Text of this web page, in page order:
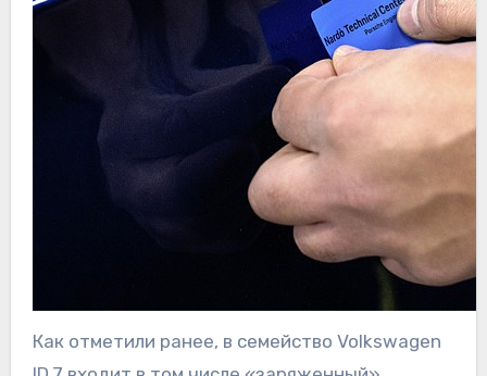
Как отметили ранее, в семейство Volkswagen